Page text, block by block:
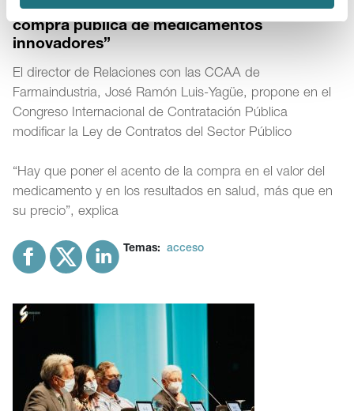
“Hace falta una regulación específica para la
compra pública de medicamentos
innovadores”
El director de Relaciones con las CCAA de
Farmaindustria, José Ramón Luis-Yagüe, propone en el
Congreso Internacional de Contratación Pública
modificar la Ley de Contratos del Sector Público
“Hay que poner el acento de la compra en el valor del
medicamento y en los resultados en salud, más que en
su precio”, explica
Temas: acceso